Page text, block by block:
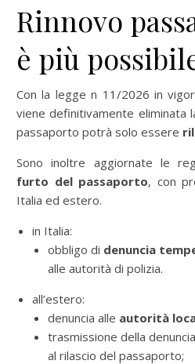
Rinnovo
è più
Con la legge n 11/2026 in
viene definitivamente eliminata
passaporto potrà solo essere
Sono inoltre aggiornate le
furto del passaporto, con
Italia ed estero.
in Italia:
obbligo di denuncia
alle autorità di polizia.
all’estero:
denuncia alle autorità
trasmissione della
al rilascio del passaporto;